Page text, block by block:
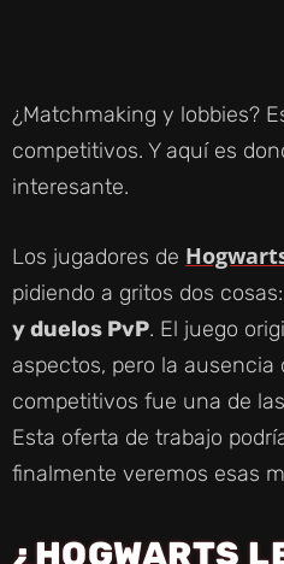
¿Matchmaking y lobbies?
competitivos. Y aquí es
interesante.
Los jugadores de
pidiendo a gritos dos cosas:
y duelos PvP. El juego
aspectos, pero la ausencia
competitivos fue una de
Esta oferta de trabajo
finalmente veremos esas
¿HOGWARTS